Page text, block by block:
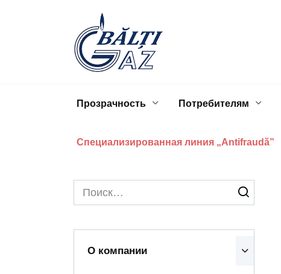
Прозрачность Потребителям
Специализированная линия „Antifraudă”
Search
for:
О компании